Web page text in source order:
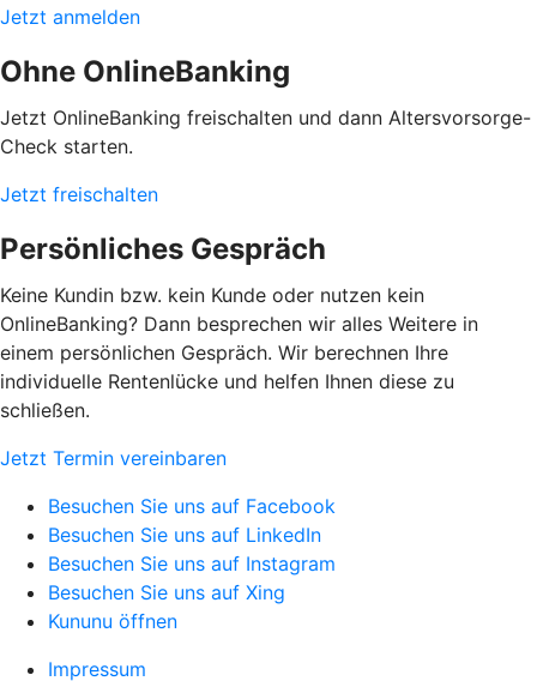
Jetzt anmelden
Ohne OnlineBanking
Jetzt OnlineBanking freischalten und dann Altersvorsorge-
Check starten.
Jetzt freischalten
Persönliches Gespräch
Keine Kundin bzw. kein Kunde oder nutzen kein
OnlineBanking? Dann besprechen wir alles Weitere in
einem persönlichen Gespräch. Wir berechnen Ihre
individuelle Rentenlücke und helfen Ihnen diese zu
schließen.
Jetzt Termin vereinbaren
Besuchen Sie uns auf Facebook
Besuchen Sie uns auf LinkedIn
Besuchen Sie uns auf Instagram
Besuchen Sie uns auf Xing
Kununu öffnen
Impressum